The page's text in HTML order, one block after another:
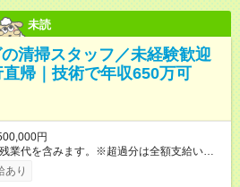
未読
清掃スタッフ／未経験歓迎
直帰｜技術で年収650万可
円
業代を含みます。※超過分は全額支給いたし
代 25,000円／月 みなし残業時間 15時間／月
たり2万5000
あり